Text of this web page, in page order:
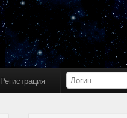
Регистрация
Bash : limboid, заходил
пропустил бы.
Ink
limboid, сейчас
в дискорде, там всегда
актуальная
k7.Gladiator : yoyo
Ink:yoyo
MAT1S
гладиатор = бв
Ink:на 20 лей игратор